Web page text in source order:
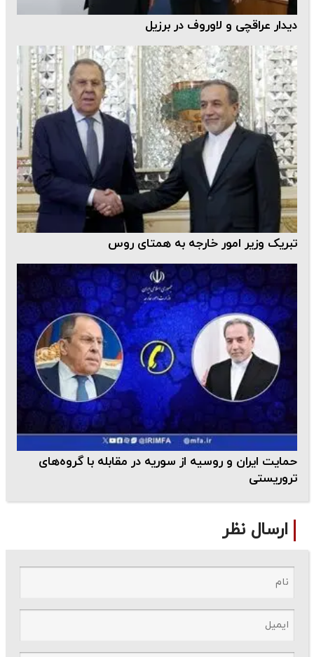
دیدار عراقچی و لاوروف در برزیل
تبریک وزیر امور خارجه به همتای روس
حمایت ایران و روسیه از سوریه در مقابله با گروه‌های
تروریستی
ارسال نظر